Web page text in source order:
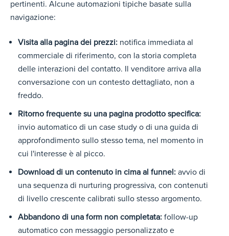
pertinenti. Alcune automazioni tipiche basate sulla
navigazione:
Visita alla pagina dei prezzi: notifica immediata al
commerciale di riferimento, con la storia completa
delle interazioni del contatto. Il venditore arriva alla
conversazione con un contesto dettagliato, non a
freddo.
Ritorno frequente su una pagina prodotto specifica:
invio automatico di un case study o di una guida di
approfondimento sullo stesso tema, nel momento in
cui l'interesse è al picco.
Download di un contenuto in cima al funnel: avvio di
una sequenza di nurturing progressiva, con contenuti
di livello crescente calibrati sullo stesso argomento.
Abbandono di una form non completata: follow-up
automatico con messaggio personalizzato e